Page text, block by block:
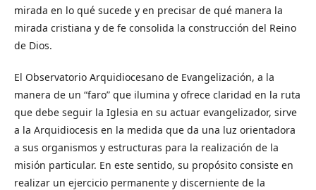
mirada en lo qué sucede y en precisar de qué manera la
mirada cristiana y de fe consolida la construcción del Reino
de Dios.
El Observatorio Arquidiocesano de Evangelización, a la
manera de un “faro” que ilumina y ofrece claridad en la ruta
que debe seguir la Iglesia en su actuar evangelizador, sirve
a la Arquidiocesis en la medida que da una luz orientadora
a sus organismos y estructuras para la realización de la
misión particular. En este sentido, su propósito consiste en
realizar un ejercicio permanente y discerniente de la